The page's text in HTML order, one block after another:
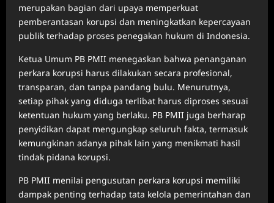
merupakan bagian dari upaya memperkuat
pemberantasan korupsi dan meningkatkan kepercayaan
publik terhadap proses penegakan hukum di Indonesia.
Ketua Umum PB PMII menegaskan bahwa penanganan
perkara korupsi harus dilakukan secara profesional,
transparan, dan tanpa pandang bulu. Menurutnya,
setiap pihak yang diduga terlibat harus diproses sesuai
ketentuan hukum yang berlaku. PB PMII juga berharap
penyidikan dapat mengungkap seluruh fakta, termasuk
kemungkinan adanya pihak lain yang menikmati hasil
tindak pidana korupsi.
PB PMII menilai pengusutan perkara korupsi memiliki
dampak penting terhadap tata kelola pemerintahan dan